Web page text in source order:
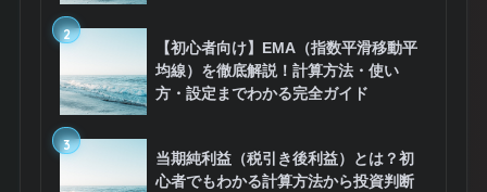
2
【初心者向け】EMA（指数平滑移動平
均線）を徹底解説！計算方法・使い
方・設定までわかる完全ガイド
3
当期純利益（税引き後利益）とは？初
心者でもわかる計算方法から投資判断